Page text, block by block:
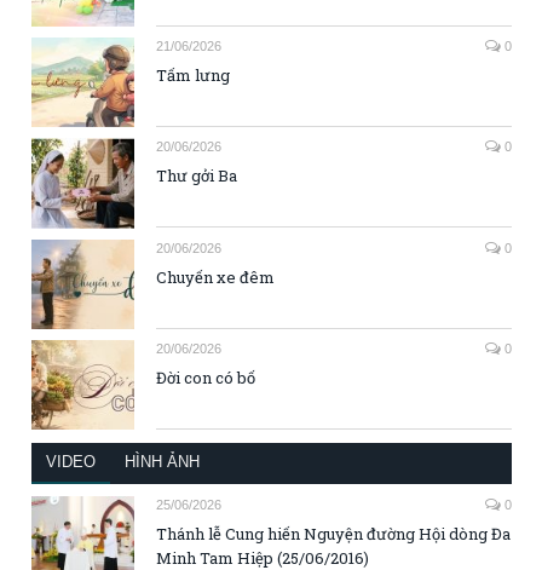
21/06/2026 0
Tấm lưng
20/06/2026 0
Thư gởi Ba
20/06/2026 0
Chuyến xe đêm
20/06/2026 0
Đời con có bố
VIDEO HÌNH ẢNH
25/06/2026 0
Thánh lễ Cung hiến Nguyện đường Hội dòng Đa
Minh Tam Hiệp (25/06/2016)